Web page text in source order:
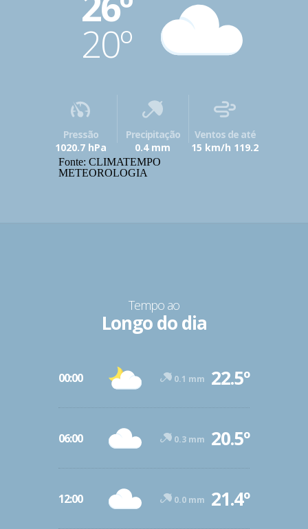
20º
Pressão
1020.7 hPa
Precipitação
0.4 mm
Ventos de até
15 km/h 119.2
Fonte: CLIMATEMPO
METEOROLOGIA
Tempo ao
Longo do dia
00:00 0.1 mm 22.5º
06:00 0.3 mm 20.5º
12:00 0.0 mm 21.4º